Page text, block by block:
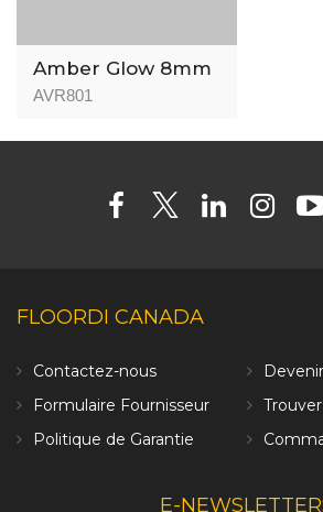
Amber Glow 8mm
AVR801
FLOORDI CANADA
Contactez-nous
Formulaire Fournisseur
Politique de Garantie
E-